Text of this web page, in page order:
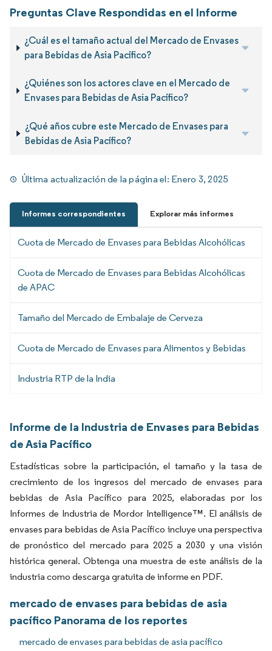
Preguntas Clave Respondidas en el Informe
¿Cuál es el tamaño actual del Mercado de Envases
para Bebidas de Asia Pacífico?
¿Quiénes son los actores clave en el Mercado de
Envases para Bebidas de Asia Pacífico?
¿Qué años cubre este Mercado de Envases para
Bebidas de Asia Pacífico?
Última actualización de la página el: Enero 3, 2025
Informes correspondientes Explorar más informes
Cuota de Mercado de Envases para Bebidas Alcohólicas
Cuota de Mercado de Envases para Bebidas Alcohólicas
de APAC
Tamaño del Mercado de Embalaje de Cerveza
Cuota de Mercado de Envases para Alimentos y Bebidas
Industria RTP de la India
Informe de la Industria de Envases para Bebidas
de Asia Pacífico
Estadísticas sobre la participación, el tamaño y la tasa de
crecimiento de los ingresos del mercado de envases para
bebidas de Asia Pacífico para 2025, elaboradas por los
Informes de Industria de Mordor Intelligence™. El análisis de
envases para bebidas de Asia Pacífico incluye una perspectiva
de pronóstico del mercado para 2025 a 2030 y una visión
histórica general. Obtenga una muestra de este análisis de la
industria como descarga gratuita de informe en PDF.
mercado de envases para bebidas de asia
pacífico Panorama de los reportes
mercado de envases para bebidas de asia pacífico